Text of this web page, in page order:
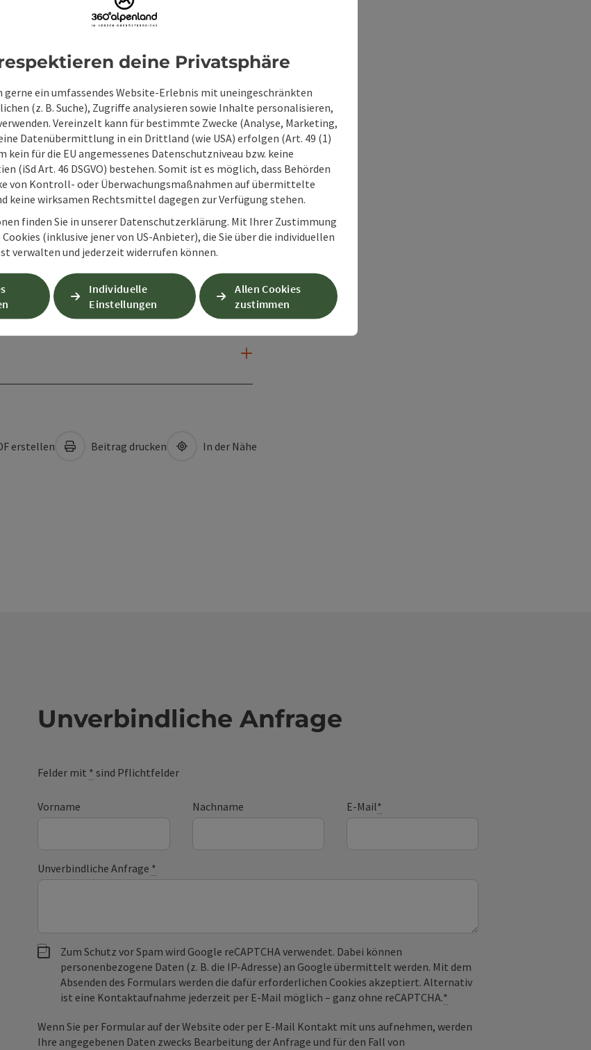
erstellen Beitrag drucken In der Nähe
Unverbindliche Anfrage
Felder mit * sind Pflichtfelder
Vorname Nachname E-Mail*
Unverbindliche Anfrage *
Zum Schutz vor Spam wird Google reCAPTCHA verwendet. Dabei können
personenbezogene Daten (z. B. die IP-Adresse) an Google übermittelt werden. Mit dem
Absenden des Formulars werden die dafür erforderlichen Cookies akzeptiert. Alternativ
ist eine Kontaktaufnahme jederzeit per E-Mail möglich – ganz ohne reCAPTCHA.*
Wenn Sie per Formular auf der Website oder per E-Mail Kontakt mit uns aufnehmen, werden
Ihre angegebenen Daten zwecks Bearbeitung der Anfrage und für den Fall von
deine Privatsphäre
ein umfassendes Website-Erlebnis mit uneingeschränkten
(z. B. Suche), Zugriffe analysieren sowie Inhalte personalisieren,
Vereinzelt kann für bestimmte Zwecke (Analyse, Marketing,
Datenübermittlung in ein Drittland (wie USA) erfolgen (Art. 49 (1)
kein für die EU angemessenes Datenschutzniveau bzw. keine
(iSd Art. 46 DSGVO) bestehen. Somit ist es möglich, dass Behörden
von Kontroll- oder Überwachungsmaßnahmen auf übermittelte
keine wirksamen Rechtsmittel dagegen zur Verfügung stehen.
finden Sie in unserer Datenschutzerklärung. Mit Ihrer Zustimmung
(inklusive jener von US-Anbieter), die Sie über die individuellen
verwalten und jederzeit widerrufen können.
Individuelle
Einstellungen
Allen Cookies
zustimmen